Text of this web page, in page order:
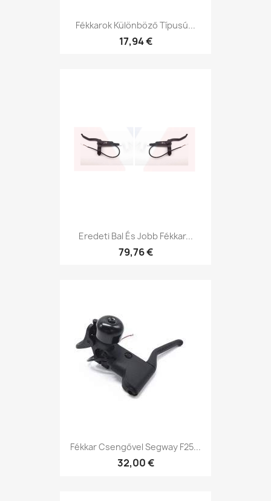
Fékkarok Különböző Típusú...
17,94 €
Eredeti Bal És Jobb Fékkar...
79,76 €
Fékkar Csengővel Segway F25...
32,00 €